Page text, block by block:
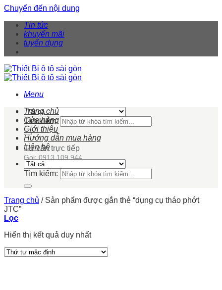
Chuyển đến nội dung
Tin tức
khuyến mãi
tuyển dụng
Menu
Tìm kiếm:
Tư vấn trực tiếp
Gọi: 0913 109 944
Trang chủ
Cửa hàng
Giới thiệu
Hướng dẫn mua hàng
Liên hệ
Tìm kiếm:
Trang chủ /Sản phẩm được gắn thẻ “dụng cụ tháo phớt
JTC”
Lọc
Hiển thị kết quả duy nhất